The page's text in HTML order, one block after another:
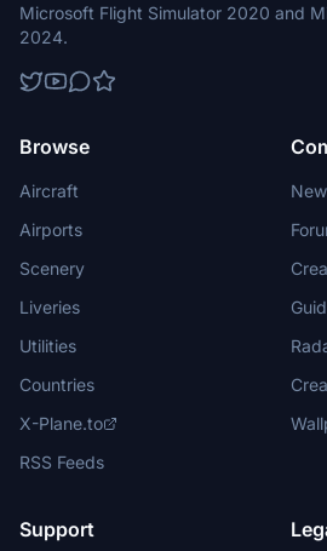
Microsoft Flight Simulator 2020 and
2024.
Browse
Aircraft
Airports
Scenery
Liveries
Utilities
Countries
X-Plane.to
RSS Feeds
Support